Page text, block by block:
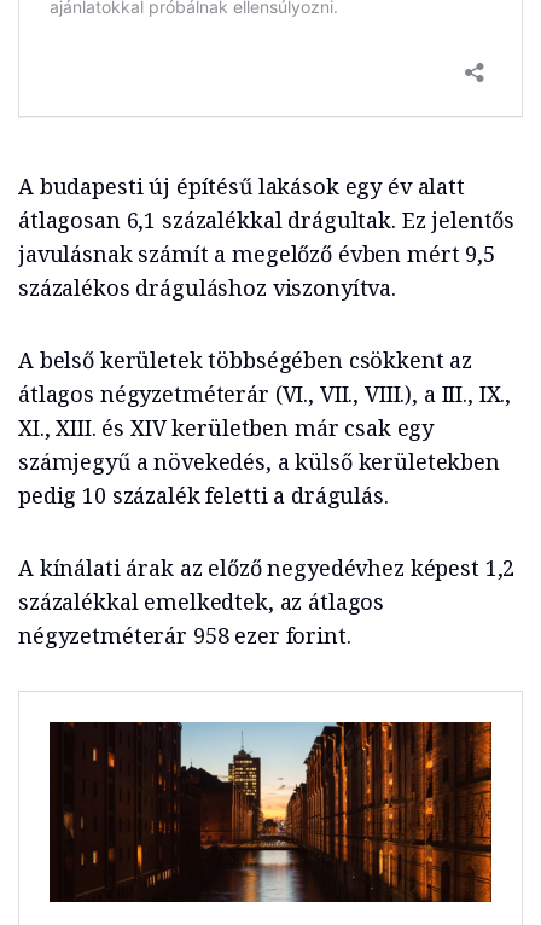
A budapesti új építésű lakások egy év alatt
átlagosan 6,1 százalékkal drágultak. Ez jelentős
javulásnak számít a megelőző évben mért 9,5
százalékos dráguláshoz viszonyítva.
A belső kerületek többségében csökkent az
átlagos négyzetméterár (VI., VII., VIII.), a III., IX.,
XI., XIII. és XIV kerületben már csak egy
számjegyű a növekedés, a külső kerületekben
pedig 10 százalék feletti a drágulás.
A kínálati árak az előző negyedévhez képest 1,2
százalékkal emelkedtek, az átlagos
négyzetméterár 958 ezer forint.